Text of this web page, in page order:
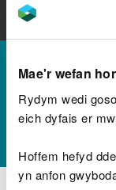
Mae'r wefan
Rydym wedi
eich dyfais er
Hoffem hefyd
yn anfon
Perygl tanau
diogelwch.
>Addysg a
addysg